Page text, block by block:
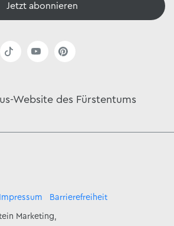
Jetzt abonnieren
Website des Fürstentums
Impressum Barrierefreiheit
Marketing,